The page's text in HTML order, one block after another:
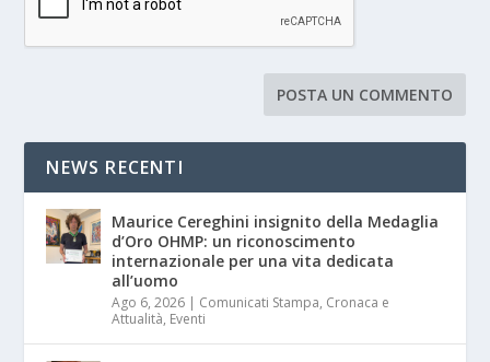
NEWS RECENTI
Maurice Cereghini insignito della Medaglia
d’Oro OHMP: un riconoscimento
internazionale per una vita dedicata
all’uomo
Ago 6, 2026 | Comunicati Stampa, Cronaca e
Attualità, Eventi